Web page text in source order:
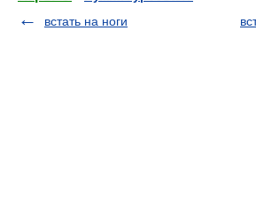
встать на ноги